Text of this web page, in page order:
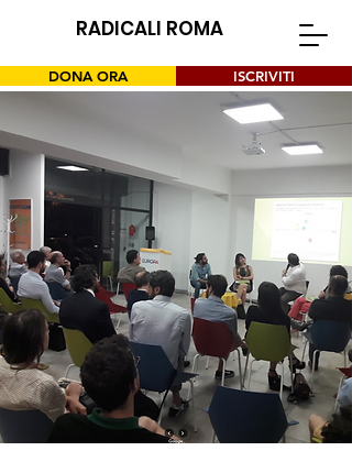
RADICALI ROMA
DONA ORA ISCRIVITI